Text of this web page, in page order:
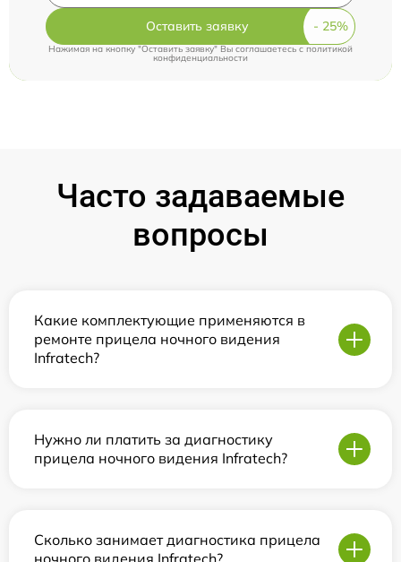
Оставить заявку
Нажимая на кнопку "Оставить заявку" Вы соглашаетесь cполитикой
конфиденциальности
Часто задаваемые
вопросы
Какие комплектующие применяются в
ремонте прицела ночного видения
Infratech?
Нужно ли платить за диагностику
прицела ночного видения Infratech?
Сколько занимает диагностика прицела
ночного видения Infratech?